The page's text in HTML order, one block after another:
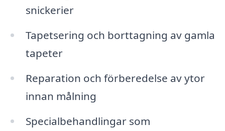
snickerier
Tapetsering och borttagning av gamla
tapeter
Reparation och förberedelse av ytor
innan målning
Specialbehandlingar som